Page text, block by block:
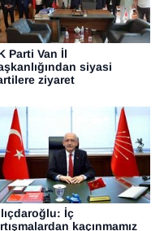
Parti Van İl
siyasi
ziyaret
İç
kaçınmamız